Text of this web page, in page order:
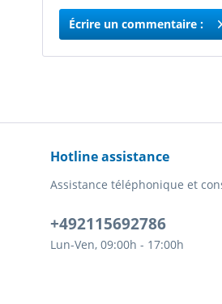
Écrire un commentaire :
Hotline assistance
Assistance téléphonique et
+492115692786
Lun-Ven, 09:00h - 17:00h